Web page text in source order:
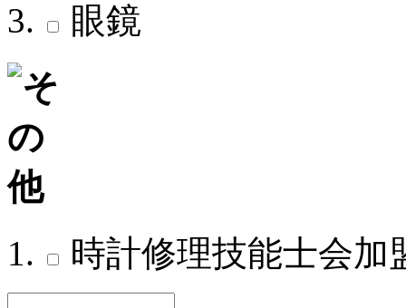
眼鏡
時計修理技能士会加